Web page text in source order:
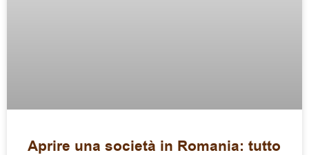
Aprire una società in Romania: tutto